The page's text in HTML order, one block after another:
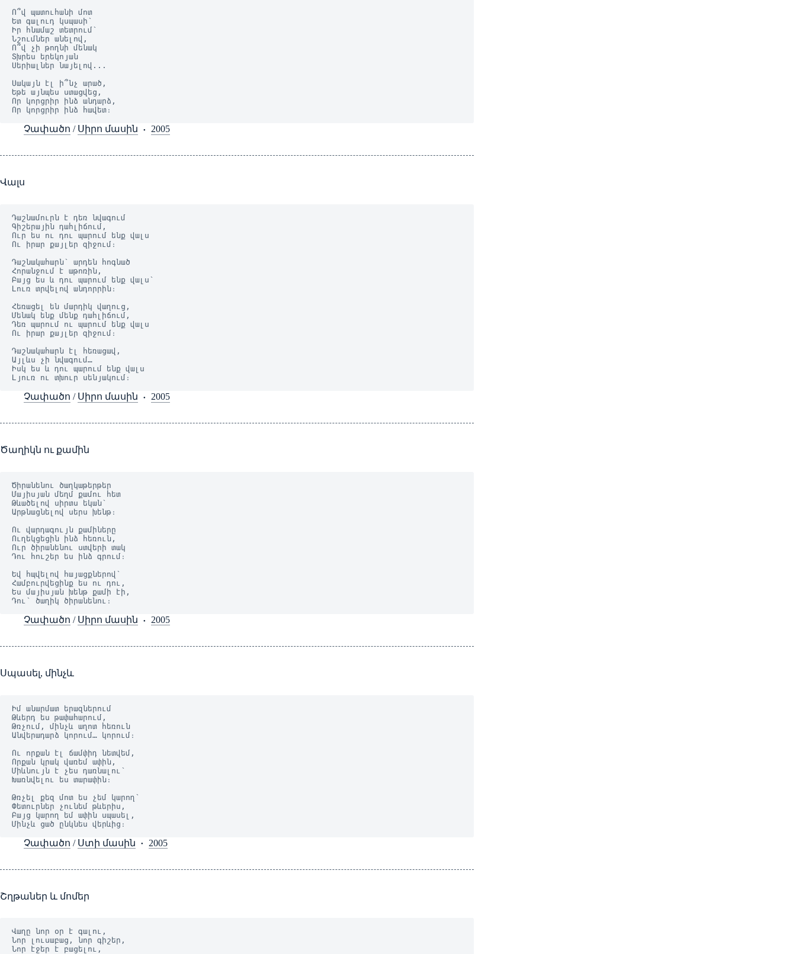
Ո՞վ պատուհանի մոտ
Ետ գալուդ կսպասի՝
Իր հնամաշ տետրում՝
Նշումներ անելով,
Ո՞վ չի թողնի մենակ
Տխրես երեկոյան
Սերիալներ նայելով...
Սակայն էլ ի՞նչ արած,
Եթե այնպես ստացվեց,
Որ կորցրիր ինձ անդարձ,
Որ կորցրիր ինձ հավետ։
Չափածո / Սիրո մասին 2005
Վալս
Դաշնամուրն է դեռ նվագում
Գիշերային դահլիճում,
Ուր ես ու դու պարում ենք վալս
Ու իրար քայլեր զիջում։
Դաշնակահարն՝ արդեն հոգնած
Հորանջում է աթոռին,
Բայց ես և դու պարում ենք վալս՝
Լուռ տրվելով անդորրին։
Հեռացել են մարդիկ վաղուց,
Մենակ ենք մենք դահլիճում,
Դեռ պարում ու պարում ենք վալս
Ու իրար քայլեր զիջում։
Դաշնակահարն էլ հեռացավ,
Այլևս չի նվագում…
Իսկ ես և դու պարում ենք վալս
Լյուռ ու տխուր սենյակում։
Չափածո / Սիրո մասին 2005
Ծաղիկն ու քամին
Ծիրանենու ծաղկաթերթեր
Մայիսյան մեղմ քամու հետ
Թևածելով սիրտս եկան՝
Արթնացնելով սերս խենթ։
Ու վարդագույն քամիները
Ուղեկցեցին ինձ հեռուն,
Ուր ծիրանենու ստվերի տակ
Դու հուշեր ես ինձ գրում։
Եվ հպվելով հայացքներով՝
Համբուրվեցինք ես ու դու,
Ես մայիսյան խենթ քամի էի,
Դու՝ ծաղիկ ծիրանենու։
Չափածո / Սիրո մասին 2005
Սպասել, մինչև
Իմ անարմատ երազներում
Թևերդ ես թափահարում,
Թռչում, մինչև աղոտ հեռուն
Անվերադարձ կորում… կորում։
Ու որքան էլ ճամփիդ նետվեմ,
Որքան կրակ վառեմ ափին,
Միևնույն է չես դառնալու՝
Խառնվելու ես տարափին։
Թռչել քեզ մոտ ես չեմ կարող՝
Փետուրներ չունեմ թևերիս,
Բայց կարող եմ ափին սպասել,
Մինչև ցած ընկնես վերևից։
Չափածո / Ստի մասին 2005
Շղթաներ և մոմեր
Վաղը նոր օր է գալու,
Նոր լուսաբաց, նոր գիշեր,
Նոր էջեր է բացելու,